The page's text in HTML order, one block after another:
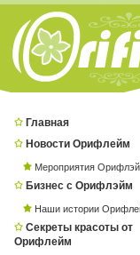
Главная
Новости Орифлейм
Мероприятия
Бизнес с Орифлэйм
Наши истории
Секреты красоты от
Орифлейм